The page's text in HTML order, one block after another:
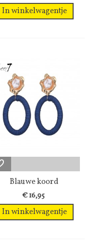
In winkelwagentje
Blauwe koord
oorhangers met een...
€ 16,95
In winkelwagentje